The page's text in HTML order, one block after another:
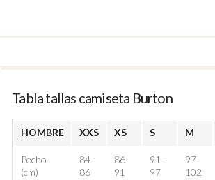
Tabla tallas camiseta Burton
HOMBRE XXS XS S M
Pecho
(cm)
84-
86
86-
91
91-
97
97-
102